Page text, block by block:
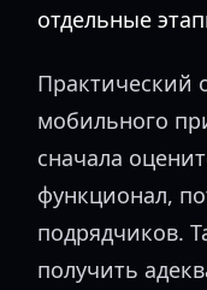
отдельные
Практический
мобильного
сначала
функционал,
подрядчиков.
получить